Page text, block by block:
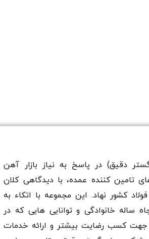
دقيق) در پاسخ به نیاز بازار آهن‌
تامین کننده عمده، با دیدگاهی کلان
کشور نهاد. این مجموعه با اتکاء به
ساله خانوادگی و توانایی هایی که در
جهت کسب رضایت بیشتر و ارائه خدمات